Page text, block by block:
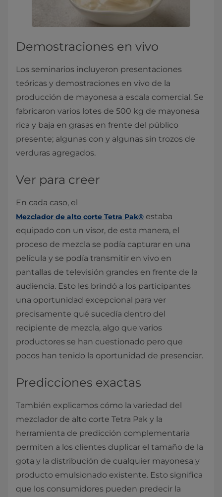
Demostraciones en vivo
Los seminarios incluyeron presentaciones
teóricas y demostraciones en vivo de la
producción de mayonesa a escala comercial. Se
fabricaron varios lotes de 500 kg de mayonesa
rica y baja en grasas en frente del público
presente; algunas con y algunas sin trozos de
verduras agregados.
Ver para creer
En cada caso, el
Mezclador de alto corte Tetra Pak® estaba
equipado con un visor, de esta manera, el
proceso de mezcla se podía capturar en una
película y se podía transmitir en vivo en
pantallas de televisión grandes en frente de la
audiencia. Esto les brindó a los participantes
una oportunidad excepcional para ver
precisamente qué sucedía dentro del
recipiente de mezcla, algo que varios
productores se han cuestionado pero que
pocos han tenido la oportunidad de presenciar.
Predicciones exactas
También explicamos cómo la variedad del
mezclador de alto corte Tetra Pak y la
herramienta de predicción complementaria
permiten a los clientes duplicar el tamaño de la
gota y la distribución de cualquier mayonesa y
producto emulsionado existente. Esto significa
que los consumidores pueden predecir la